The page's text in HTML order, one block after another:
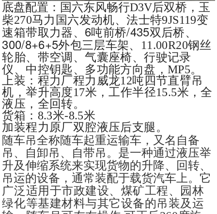
底盘配置：国六东风畅行D3V后双桥， 玉
柴270马力 国六发动机、法士特9JS119变
速箱带取力器、 6吨前桥/435双后桥、
300/8+6+5外包三层车架、 11.00R20钢丝
轮胎、 带空调、气囊座椅、行驶记录
仪、中控钥匙、多功能方向盘，MP5。
上装：程力厂程力威龙12吨四节直臂吊
机，举升高度17米，工作半径15.5米，全
液压，全回转。
货箱：8.3米-8.5米
加装程力原厂双腔液压后支腿。
随车吊全称随车起重运输车，又名自备
吊、自卸吊、自带吊。是一种通过液压举
升及伸缩系统来实现货物的升降、回转、
吊运的设备，通常装配于载货汽车上。 它
广泛适用于市政建设、煤矿工程、园林
绿化等基建材料与其它设备的吊装及运